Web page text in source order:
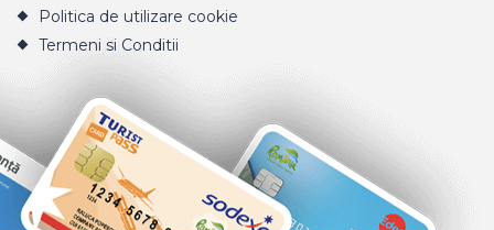
Politica de utilizare cookie
Termeni si Conditii